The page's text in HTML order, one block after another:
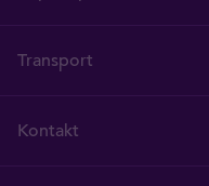
Transport
Kontakt